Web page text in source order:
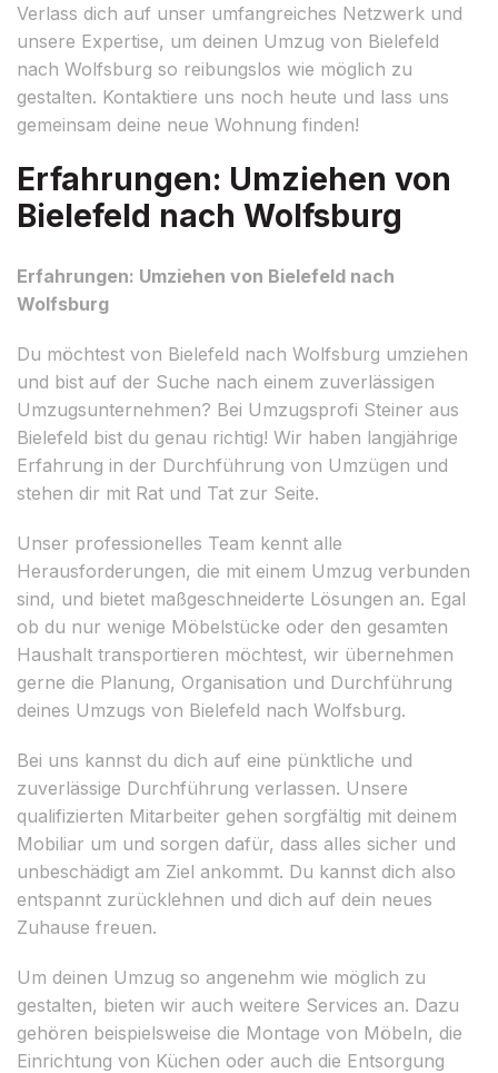
Verlass dich auf unser umfangreiches Netzwerk und
unsere Expertise, um deinen Umzug von Bielefeld
nach Wolfsburg so reibungslos wie möglich zu
gestalten. Kontaktiere uns noch heute und lass uns
gemeinsam deine neue Wohnung finden!
Erfahrungen: Umziehen von
Bielefeld nach Wolfsburg
Erfahrungen: Umziehen von Bielefeld nach
Wolfsburg
Du möchtest von Bielefeld nach Wolfsburg umziehen
und bist auf der Suche nach einem zuverlässigen
Umzugsunternehmen? Bei Umzugsprofi Steiner aus
Bielefeld bist du genau richtig! Wir haben langjährige
Erfahrung in der Durchführung von Umzügen und
stehen dir mit Rat und Tat zur Seite.
Unser professionelles Team kennt alle
Herausforderungen, die mit einem Umzug verbunden
sind, und bietet maßgeschneiderte Lösungen an. Egal
ob du nur wenige Möbelstücke oder den gesamten
Haushalt transportieren möchtest, wir übernehmen
gerne die Planung, Organisation und Durchführung
deines Umzugs von Bielefeld nach Wolfsburg.
Bei uns kannst du dich auf eine pünktliche und
zuverlässige Durchführung verlassen. Unsere
qualifizierten Mitarbeiter gehen sorgfältig mit deinem
Mobiliar um und sorgen dafür, dass alles sicher und
unbeschädigt am Ziel ankommt. Du kannst dich also
entspannt zurücklehnen und dich auf dein neues
Zuhause freuen.
Um deinen Umzug so angenehm wie möglich zu
gestalten, bieten wir auch weitere Services an. Dazu
gehören beispielsweise die Montage von Möbeln, die
Einrichtung von Küchen oder auch die Entsorgung